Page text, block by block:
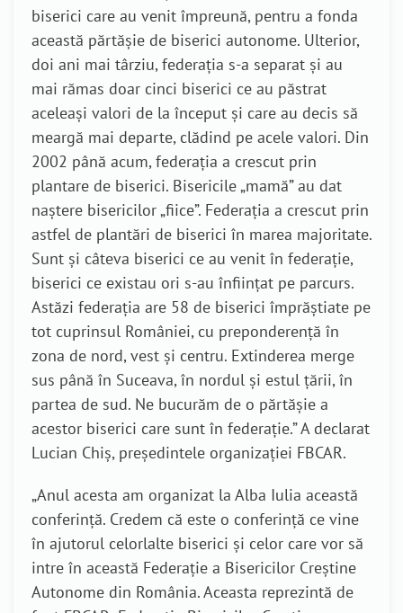
biserici care au venit împreună, pentru a fonda
această părtășie de biserici autonome. Ulterior,
doi ani mai târziu, federația s-a separat și au
mai rămas doar cinci biserici ce au păstrat
aceleași valori de la început și care au decis să
meargă mai departe, clădind pe acele valori. Din
2002 până acum, federația a crescut prin
plantare de biserici. Bisericile „mamă” au dat
naștere bisericilor „fiice”. Federația a crescut prin
astfel de plantări de biserici în marea majoritate.
Sunt și câteva biserici ce au venit în federație,
biserici ce existau ori s-au înființat pe parcurs.
Astăzi federația are 58 de biserici împrăștiate pe
tot cuprinsul României, cu preponderență în
zona de nord, vest și centru. Extinderea merge
sus până în Suceava, în nordul și estul țării, în
partea de sud. Ne bucurăm de o părtășie a
acestor biserici care sunt în federație.” A declarat
Lucian Chiș, președintele organizației FBCAR.
„Anul acesta am organizat la Alba Iulia această
conferință. Credem că este o conferință ce vine
în ajutorul celorlalte biserici și celor care vor să
intre în această Federație a Bisericilor Creștine
Autonome din România. Aceasta reprezintă de